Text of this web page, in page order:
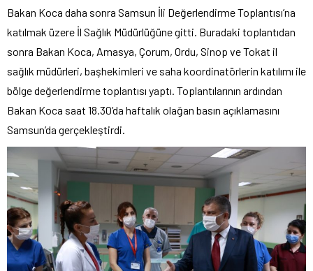
Bakan Koca daha sonra Samsun İli Değerlendirme Toplantısı’na
katılmak üzere İl Sağlık Müdürlüğüne gitti. Buradaki toplantıdan
sonra Bakan Koca, Amasya, Çorum, Ordu, Sinop ve Tokat il
sağlık müdürleri, başhekimleri ve saha koordinatörlerin katılımı ile
bölge değerlendirme toplantısı yaptı. Toplantılarının ardından
Bakan Koca saat 18.30’da haftalık olağan basın açıklamasını
Samsun’da gerçekleştirdi.